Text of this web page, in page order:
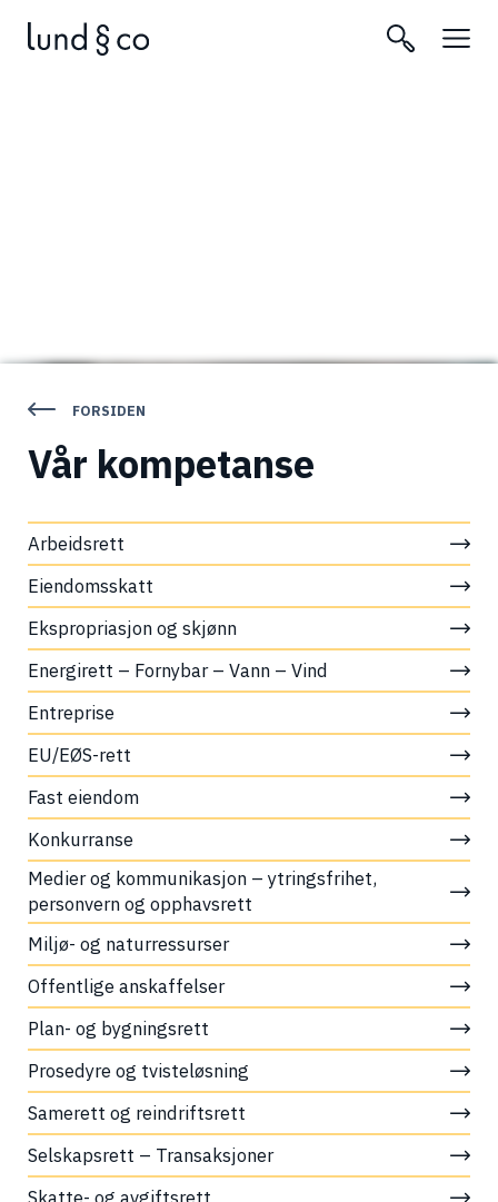
FORSIDEN
Vår kompetanse
Arbeidsrett
Eiendomsskatt
Ekspropriasjon og skjønn
Energirett – Fornybar – Vann – Vind
Entreprise
EU/EØS-rett
Fast eiendom
Konkurranse
Medier og kommunikasjon – ytringsfrihet,
personvern og opphavsrett
Miljø- og naturressurser
Offentlige anskaffelser
Plan- og bygningsrett
Prosedyre og tvisteløsning
Samerett og reindriftsrett
Selskapsrett – Transaksjoner
Skatte- og avgiftsrett